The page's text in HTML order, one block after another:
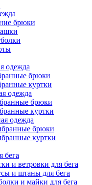
брюки
одежда
брюки
куртки
одежда
брюки
куртки
одежда
брюки
куртки
бега
и ветровки для бега
и штаны для бега
и майки для бега